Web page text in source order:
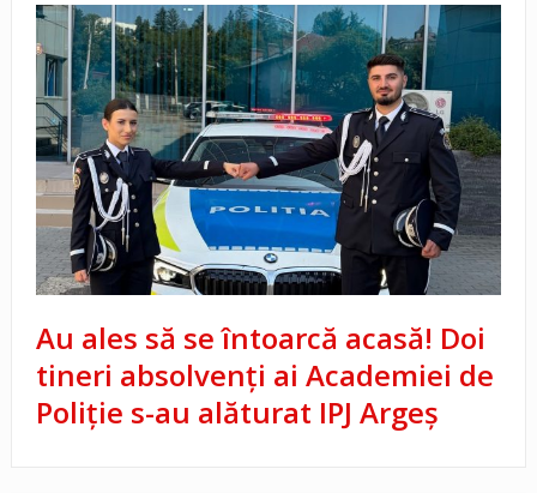
Au ales să se întoarcă acasă! Doi
tineri absolvenți ai Academiei de
Poliție s-au alăturat IPJ Argeș